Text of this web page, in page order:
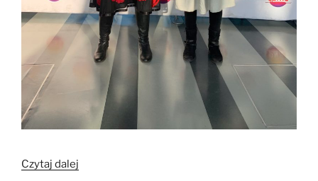
Czytaj dalej